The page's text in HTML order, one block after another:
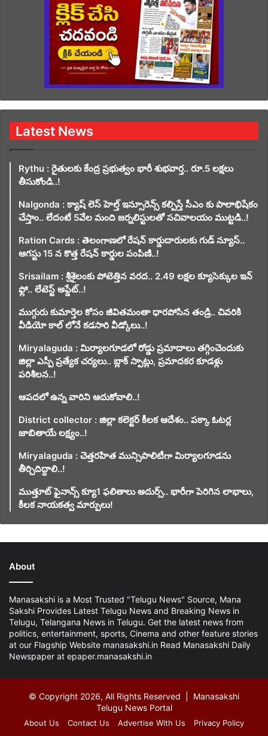
Latest News
Rythu : రైతులకు కేంద్ర ప్రభుత్వం భారీ శుభవార్త.. రూ.5 లక్షలు
తీసుకోండి..!
Nalgonda : క్యాష్ లెస్ హెల్త్ ఇన్సూరెన్స్ కల్పిస్తే సీఎం కు పాలాభిషేకం
చేస్తాం.. లేదంటే 5వేల మంది జర్నలిస్టులతో సచివాలయం ముట్టడి..!
Ration Cards : తెలంగాణలో రేషన్ కార్డుదారులకు గుడ్ న్యూస్..
ఆగస్టు 15 న కొత్త రేషన్ కార్డుల పంపిణి..!
Srisailam : శ్రీశైలంకు పోటెత్తిన వరద.. 2.49 లక్షల క్యూసెక్కుల ఇన్
ఫ్లో.. లేటెస్ట్ అప్డేట్..!
ముగ్గురు కుమార్తెల కోసం జీవితమంతా ధారపోసిన తండ్రి.. చివరికి
వీడియో కాల్ లోనే కడసారి వీడ్కోలు..!
Miryalaguda : మిర్యాలగూడలో రోడ్డు ప్రమాదాలు తగ్గించెందుకు
జిల్లా ఎస్పీ ప్రత్యేక చర్యలు.. బ్లాక్ స్పాట్లు, ప్రమాదకర కూడళ్లు
పరిశీలన..!
ఆపదలో ఉన్న వారిని ఆదుకోవాలి..!
District collector : జిల్లా కలెక్టర్ కీలక ఆదేశం.. పక్కా ఓటర్ల
జాబితాయే లక్ష్యం..!
Miryalaguda : చెత్తరహిత మున్సిపాలిటీగా మిర్యాలగూడను
తీర్చిదిద్దాలి..!
ముత్తూట్ ఫైనాన్స్ క్యూ1 ఫలితాలు అదుర్స్.. భారీగా పెరిగిన లాభాలు,
కీలక నాయకత్వ మార్పులు!
About
Manasakshi is a Most Trusted "Telugu News" Source, Mana
Sakshi Provides Latest Telugu News and Breaking News in
Telugu, Telangana News in Telugu. Get the latest news from
politics, entertainment, sports, Cinema and other feature stories
at our Flagship Website manasakshi.in Read Manasakshi Daily
Newspaper at epaper.manasakshi.in
© Copyright 2026, All Rights Reserved | Manasakshi
Telugu News Portal
About Us Contact Us Advertise With Us Privacy Policy